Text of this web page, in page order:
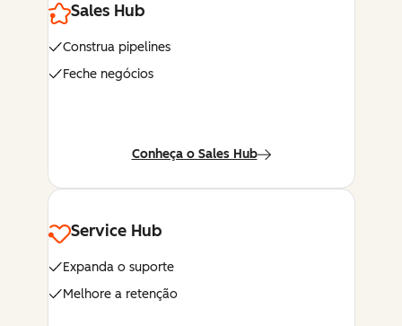
Sales Hub
Construa pipelines
Feche negócios
Conheça o Sales Hub
Service Hub
Expanda o suporte
Melhore a retenção